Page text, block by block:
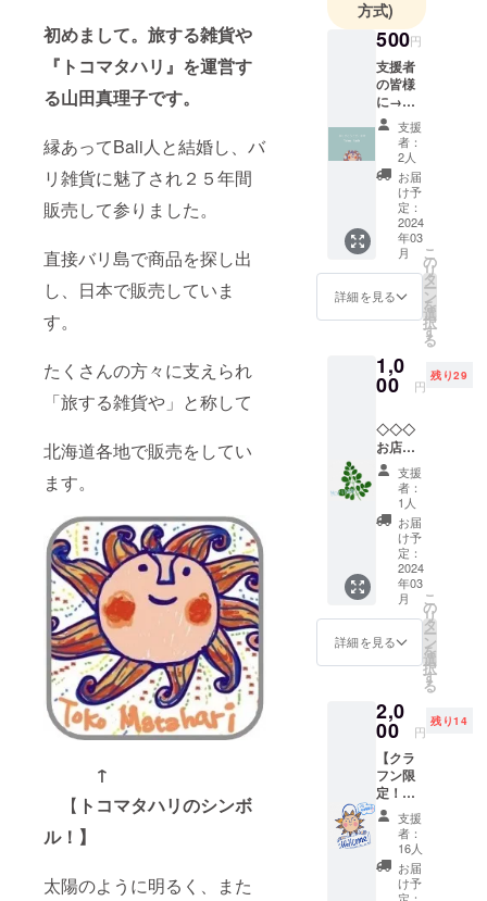
初めまして。旅する雑貨や
『トコマタハリ』を運営す
る山田真理子です。
縁あってBali人と結婚し、バ
リ雑貨に魅了され２５年間
販売して参りました。
直接バリ島で商品を探し出
し、日本で販売していま
す。
たくさんの方々に支えられ
「旅する雑貨や」と称して
北海道各地で販売をしてい
ます。
↑
【 トコマタハリのシンボ
ル！】
太陽のように明るく、また
方式)
500円
支援者
の皆様
に→完
成時の
お店の
映像と
お礼の
メッ
セージ
（お店
完成
後、支
援者の
方に
URLを
メール
ま
す！）
＋お店
前を残
す
支援
者：
2人
お届
け予
定：
2024
年03
月
詳細を見る
こ
の
リ
タ
ー
ン
を
選
択
す
る
1,0
00 円
残り29
◇◇◇
お店で
育てる
ハーブ
の種や
苗の費
用をお
願いす
◇◇◇
＋お礼
の画像
（育て
ていく
過程を
して
メール
で送り
ま
す！）
※支援者
の皆様
に→完
成時の
お店の
映像と
支援
者：
1人
お届
け予
定：
2024
年03
月
詳細を見る
こ
の
リ
タ
ー
ン
を
選
択
す
る
2,0
00 円
残り14
【クラ
フン限
定！】
◇◇◇
バリ雑
貨木
彫 お
座りウ
エルカ
支援
者：
16人
お届
け予
定：